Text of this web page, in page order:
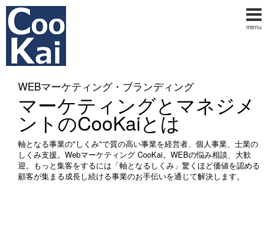
menu
WEBマーケティング・ブランディング
マーケティングとマネジメ
ントのCooKaiとは
軸となる事業の"しくみ"で質の高い事業を経営者、個人事業、士業の
しくみ支援。Webマーケティング CooKai。WEBの悩み相談、大歓
迎。もっと集客をするには「軸となるしくみ」驚くほど価値を認める
顧客が集まる成長し続ける事業のお手伝いを通じて解決します。